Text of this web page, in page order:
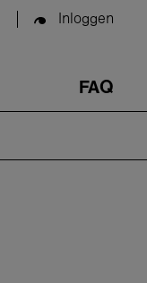
Inloggen
FAQ